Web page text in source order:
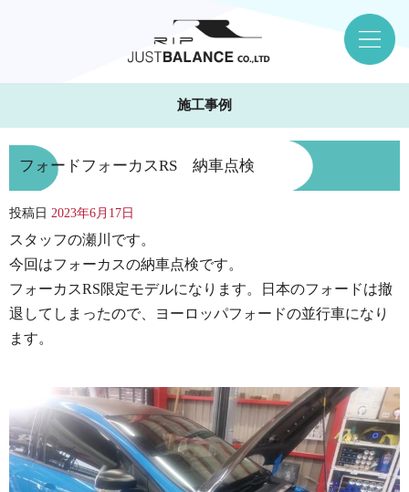
施工事例
フォードフォーカスRS 納車点検
投稿日 2023年6月17日
スタッフの瀬川です。
今回はフォーカスの納車点検です。
フォーカスRS限定モデルになります。日本のフォードは撤
退してしまったので、ヨーロッパフォードの並行車になり
ます。